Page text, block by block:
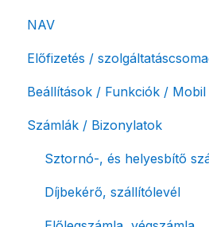
Felhasználó beállításai
Számlázási fiók kezdő
NAV
NAV online
Adóhatósági ellenőrzés
NAV pénztárgép feladás
Számlaverzum
Előfizetés /
Szolgáltatáscsomag
Szolgáltatáscsomag
Fiók / felhasználó törlése
Díjfizetés / díjtartozás /
Beállítások / Funkciók / Mobil
Számlakészítés
Mobilapplikáció /
Bejövő számlák és vevői
Számlák / Bizonylatok
Sztornó-, és helyesbítő
Díjbekérő, szállítólevél